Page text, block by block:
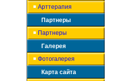
Арттерапия
Партнеры
Партнеры
Галерея
Фотогалерея
Карта сайта